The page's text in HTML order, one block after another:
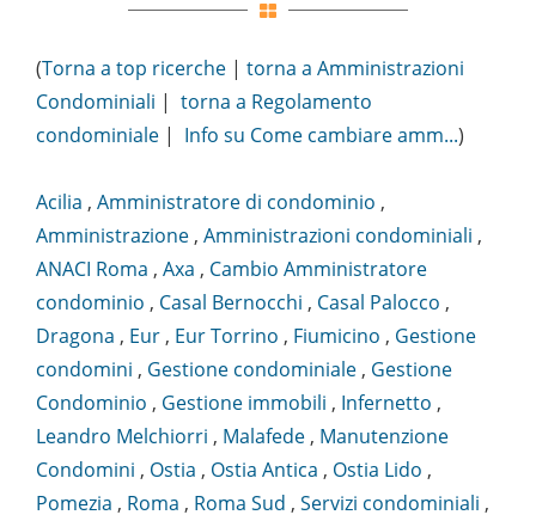
(Torna a top ricerche | torna a Amministrazioni
Condominiali | torna a Regolamento
condominiale | Info su Come cambiare amm...)
Acilia , Amministratore di condominio ,
Amministrazione , Amministrazioni condominiali ,
ANACI Roma , Axa , Cambio Amministratore
condominio , Casal Bernocchi , Casal Palocco ,
Dragona , Eur , Eur Torrino , Fiumicino , Gestione
condomini , Gestione condominiale , Gestione
Condominio , Gestione immobili , Infernetto ,
Leandro Melchiorri , Malafede , Manutenzione
Condomini , Ostia , Ostia Antica , Ostia Lido ,
Pomezia , Roma , Roma Sud , Servizi condominiali ,